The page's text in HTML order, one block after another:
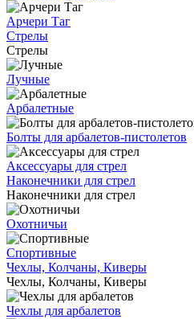
Арчери Таг
Стрелы
Стрелы
Лучные
Арбалетные
Болты для арбалетов-пистолетов
Аксессуары для стрел
Наконечники для стрел
Наконечники для стрел
Охотничьи
Спортивные
Чехлы, Колчаны, Киверы
Чехлы, Колчаны, Киверы
Чехлы для арбалетов